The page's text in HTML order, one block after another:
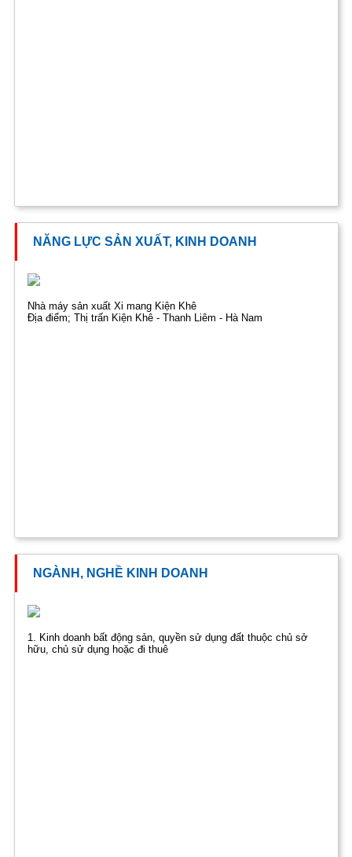
NĂNG LỰC SẢN XUẤT, KINH DOANH
Nhà máy sản xuất Xi mang Kiện Khê
Địa điểm; Thị trấn Kiện Khê - Thanh Liêm - Hà Nam
NGÀNH, NGHỀ KINH DOANH
1. Kinh doanh bất động sản, quyền sử dụng đất thuộc chủ sở
hữu, chủ sử dụng hoặc đi thuê